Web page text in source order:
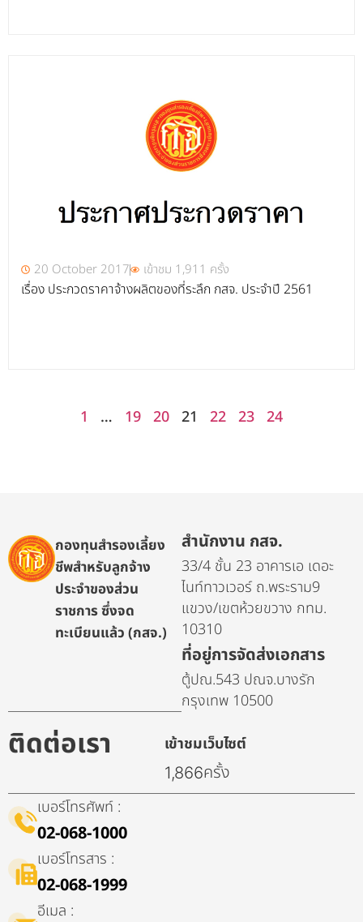
20 October 2017 เข้าชม 1,911 ครั้ง
เรื่อง ประกวดราคาจ้างผลิตของที่ระลึก กสจ. ประจำปี 2561
1 … 19 20 21 22 23 24
กองทุนสำรองเลี้ยง
ชีพสำหรับลูกจ้าง
ประจำของส่วน
ราชการ ซึ่งจด
ทะเบียนแล้ว (กสจ.)
สำนักงาน กสจ.
33/4 ชั้น 23 อาคารเอ เดอะ
ไนท์ทาวเวอร์ ถ.พระราม9
แขวง/เขตห้วยขวาง กทม.
10310
ที่อยู่การจัดส่งเอกสาร
ตู้ปณ.543 ปณจ.บางรัก
กรุงเทพ 10500
ติดต่อเรา เข้าชมเว็บไซต์
1,866ครั้ง
เบอร์โทรศัพท์ :
02-068-1000
เบอร์โทรสาร :
02-068-1999
อีเมล :